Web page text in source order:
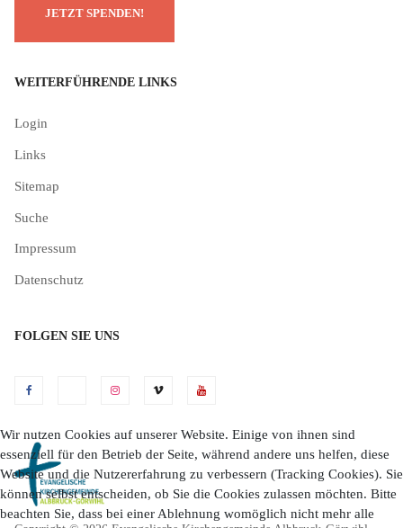
WEITERFÜHRENDE LINKS
Login
Links
Sitemap
Suche
Impressum
Datenschutz
FOLGEN SIE UNS
Wir nutzen Cookies auf unserer Website. Einige von ihnen sind
essenziell für den Betrieb der Seite, während andere uns helfen, diese
Website und die Nutzererfahrung zu verbessern (Tracking Cookies). Sie
können selbst entscheiden, ob Sie die Cookies zulassen möchten. Bitte
beachten Sie, dass bei einer Ablehnung womöglich nicht mehr alle